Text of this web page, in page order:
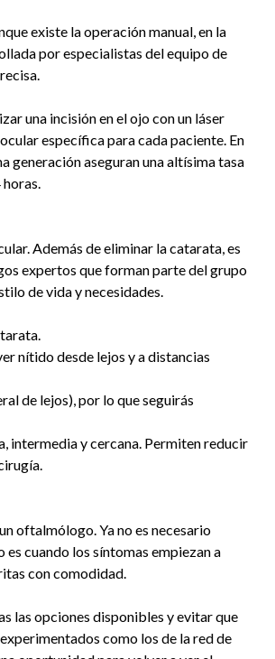
existe la operación manual, en la
por especialistas del equipo de
una incisión en el ojo con un láser
específica para cada paciente. En
generación aseguran una altísima tasa
Además de eliminar la catarata, es
expertos que forman parte del grupo
de vida y necesidades.
nítido desde lejos y a distancias
de lejos), por lo que seguirás
intermedia y cercana. Permiten reducir
oftalmólogo. Ya no es necesario
cuando los síntomas empiezan a
con comodidad.
las opciones disponibles y evitar que
como los de la red de